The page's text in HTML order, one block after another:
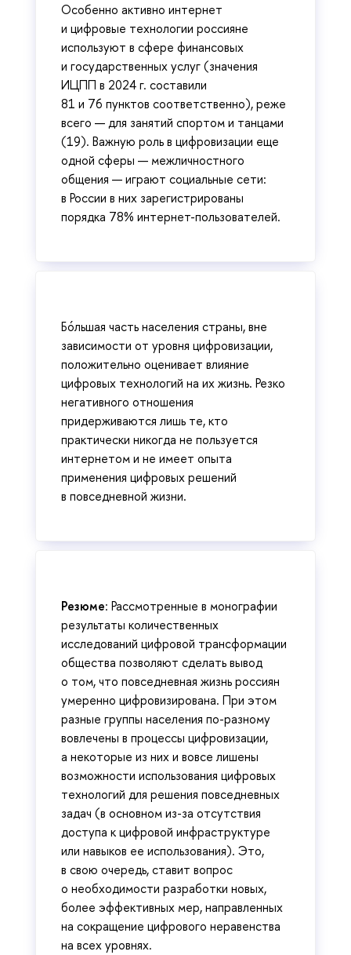
Особенно активно интернет
и цифровые технологии россияне
используют в сфере финансовых
и государственных услуг (значения
ИЦПП в 2024 г. составили
81 и 76 пунктов соответственно), реже
всего — для занятий спортом и танцами
(19). Важную роль в цифровизации еще
одной сферы — межличностного
общения — играют социальные сети:
в России в них зарегистрированы
порядка 78% интернет-пользователей.
Бóльшая часть населения страны, вне
зависимости от уровня цифровизации,
положительно оценивает влияние
цифровых технологий на их жизнь. Резко
негативного отношения
придерживаются лишь те, кто
практически никогда не пользуется
интернетом и не имеет опыта
применения цифровых решений
в повседневной жизни.
Резюме: Рассмотренные в монографии
результаты количественных
исследований цифровой трансформации
общества позволяют сделать вывод
о том, что повседневная жизнь россиян
умеренно цифровизирована. При этом
разные группы населения по-разному
вовлечены в процессы цифровизации,
а некоторые из них и вовсе лишены
возможности использования цифровых
технологий для решения повседневных
задач (в основном из-за отсутствия
доступа к цифровой инфраструктуре
или навыков ее использования). Это,
в свою очередь, ставит вопрос
о необходимости разработки новых,
более эффективных мер, направленных
на сокращение цифрового неравенства
на всех уровнях.